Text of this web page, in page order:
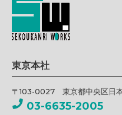
東京本社
〒103-0027 東京都中央区日
03-6635-2005